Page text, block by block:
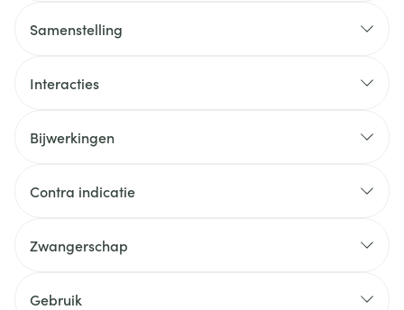
Samenstelling
Interacties
Bijwerkingen
Contra indicatie
Zwangerschap
Gebruik